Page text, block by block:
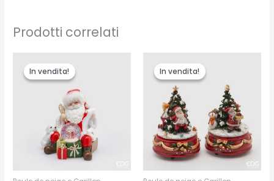
Prodotti correlati
In vendita!
In vendita!
prezzo
originale
era:
€30.00.
prezzo
attuale
è:
€25.00.
In vendita!
In vendita!
prezzo
originale
era:
€48.00.
prezzo
attuale
€40.00.